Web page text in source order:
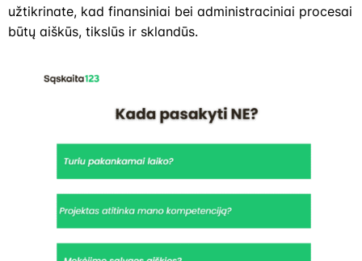
užtikrinate, kad finansiniai bei administraciniai procesai
būtų aiškūs, tikslūs ir sklandūs.